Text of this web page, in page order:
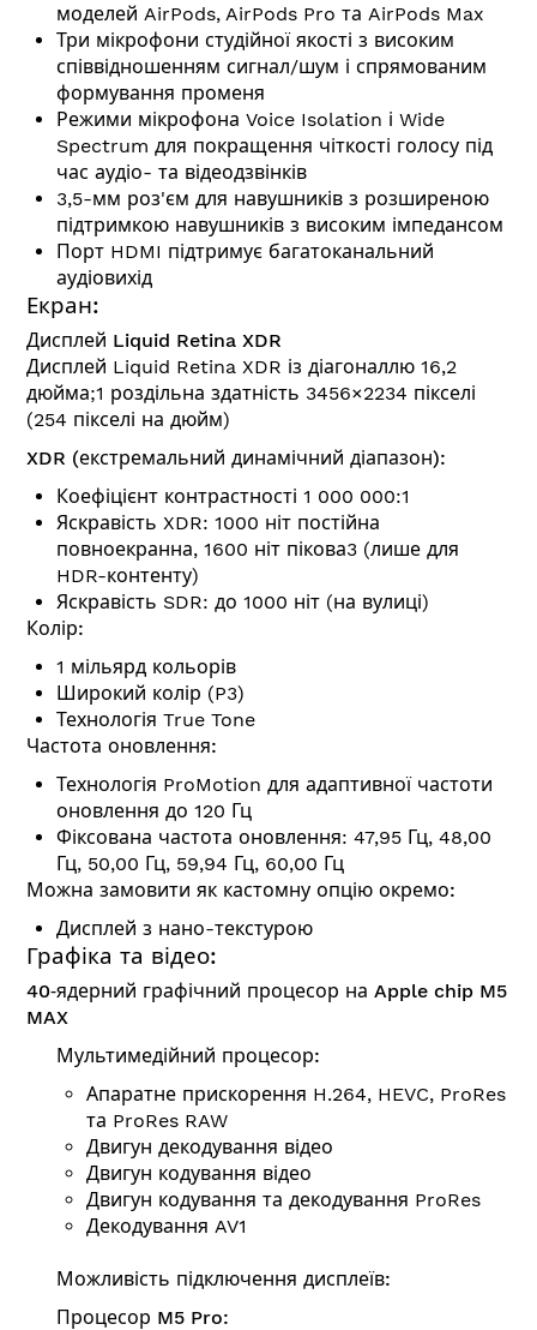
моделей AirPods, AirPods Pro та AirPods Max
Три мікрофони студійної якості з високим
співвідношенням сигнал/шум і спрямованим
формування променя
Режими мікрофона Voice Isolation і Wide
Spectrum для покращення чіткості голосу під
час аудіо- та відеодзвінків
3,5-мм роз'єм для навушників з розширеною
підтримкою навушників з високим імпедансом
Порт HDMI підтримує багатоканальний
аудіовихід
Екран:
Дисплей Liquid Retina XDR
Дисплей Liquid Retina XDR із діагоналлю 16,2
дюйма;1 роздільна здатність 3456×2234 пікселі
(254 пікселі на дюйм)
XDR (екстремальний динамічний діапазон):
Коефіцієнт контрастності 1 000 000:1
Яскравість XDR: 1000 ніт постійна
повноекранна, 1600 ніт пікова3 (лише для
HDR-контенту)
Яскравість SDR: до 1000 ніт (на вулиці)
Колір:
1 мільярд кольорів
Широкий колір (P3)
Технологія True Tone
Частота оновлення:
Технологія ProMotion для адаптивної частоти
оновлення до 120 Гц
Фіксована частота оновлення: 47,95 Гц, 48,00
Гц, 50,00 Гц, 59,94 Гц, 60,00 Гц
Можна замовити як кастомну опцію окремо:
Дисплей з нано-текстурою
Графіка та відео:
40‑ядерний графічний процесор на Apple chip M5
MAX
Мультимедійний процесор:
Апаратне прискорення H.264, HEVC, ProRes
та ProRes RAW
Двигун декодування відео
Двигун кодування відео
Двигун кодування та декодування ProRes
Декодування AV1
Можливість підключення дисплеїв:
Процесор M5 Pro: